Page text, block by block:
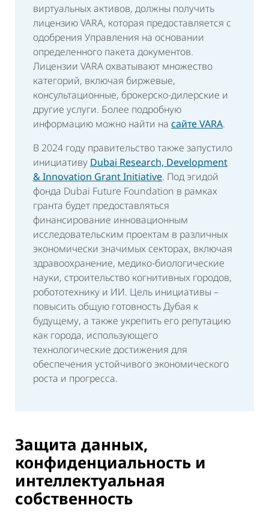
виртуальных активов, должны получить
лицензию VARA, которая предоставляется с
одобрения Управления на основании
определенного пакета документов.
Лицензии VARA охватывают множество
категорий, включая биржевые,
консультационные, брокерско-дилерские и
другие услуги. Более подробную
информацию можно найти на сайте VARA.
В 2024 году правительство также запустило
инициативу Dubai Research, Development
& Innovation Grant Initiative. Под эгидой
фонда Dubai Future Foundation в рамках
гранта будет предоставляться
финансирование инновационным
исследовательским проектам в различных
экономически значимых секторах, включая
здравоохранение, медико-биологические
науки, строительство когнитивных городов,
робототехнику и ИИ. Цель инициативы –
повысить общую готовность Дубая к
будущему, а также укрепить его репутацию
как города, использующего
технологические достижения для
обеспечения устойчивого экономического
роста и прогресса.
Защита данных,
конфиденциальность и
интеллектуальная
собственность